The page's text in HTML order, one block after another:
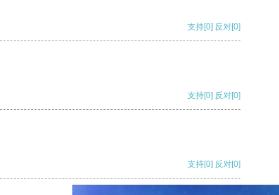
支持[0] 反对[0]
支持[0] 反对[0]
支持[0] 反对[0]